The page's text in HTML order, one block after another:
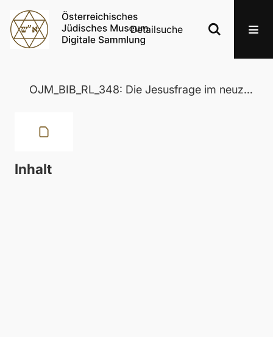
Detailsuche
OJM_BIB_RL_348: Die Jesusfrage im neuzeitlichen Judentum
Inhalt